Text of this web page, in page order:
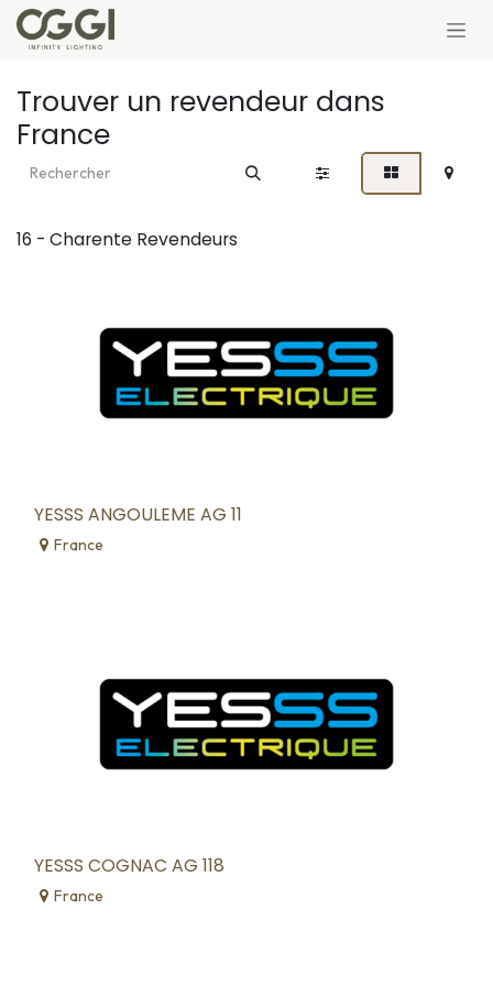
Se rendre au contenu
Trouver un revendeur dans
France
16 - Charente Revendeurs
YESSS ANGOULEME AG 11
France
YESSS COGNAC AG 118
France